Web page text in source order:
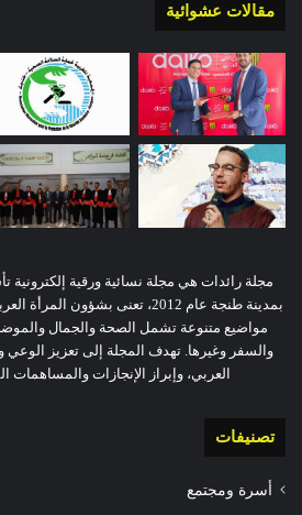
مقالات عشوائية
مجلة رائدات هي مجلة نسائية ورقية
بمدينة طنجة عام 2012، تعنى
مواضيع متنوعة تشمل الصحة والجمال
والسفر وغيرها. تهدف المجلة إلى تعزيز الوعي
العربي، وإبراز الإنجازات والمساهمات
تصنيفات
أسرة ومجتمع